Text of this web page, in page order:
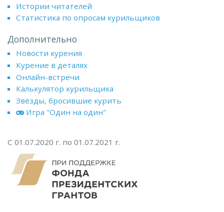
Истории читателей
Статистика по опросам курильщиков
Дополнительно
Новости курения
Курение в деталях
Онлайн-встречи
Калькулятор курильщика
Звёзды, бросившие курить
Игра "Один на один"
С 01.07.2020 г. по 01.07.2021 г.